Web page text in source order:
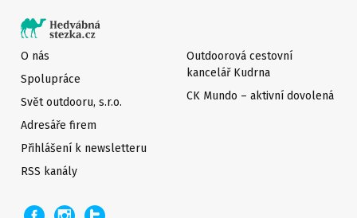
O nás
Spolupráce
Svět outdooru, s.r.o.
Adresáře firem
Přihlášení k newsletteru
Outdoorová cestovní
kancelář Kudrna
CK Mundo – aktivní dovolená
RSS kanály